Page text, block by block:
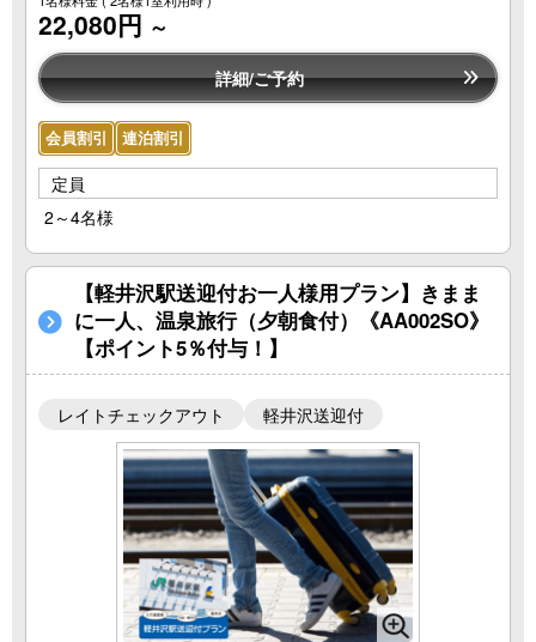
22,080円 ～
詳細/ご予約
会員割引 連泊割引
定員
2～4名様
【軽井沢駅送迎付お一人様用プラン】きまま
に一人、温泉旅行（夕朝食付）《AA002SO》
【ポイント5％付与！】
レイトチェックアウト 軽井沢送迎付